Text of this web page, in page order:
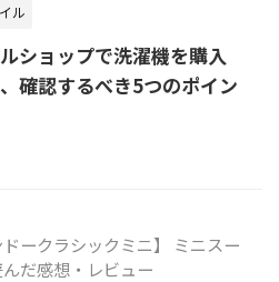
ル
ショップで洗濯機を購入
確認するべき5つのポイン
ドークラシックミニ】 ミニスー
だ感想・レビュー